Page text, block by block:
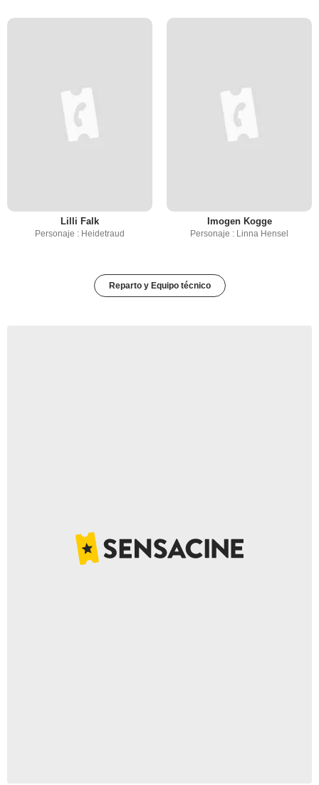
Lilli Falk
Personaje : Heidetraud
Imogen Kogge
Personaje : Linna Hensel
Reparto y Equipo técnico